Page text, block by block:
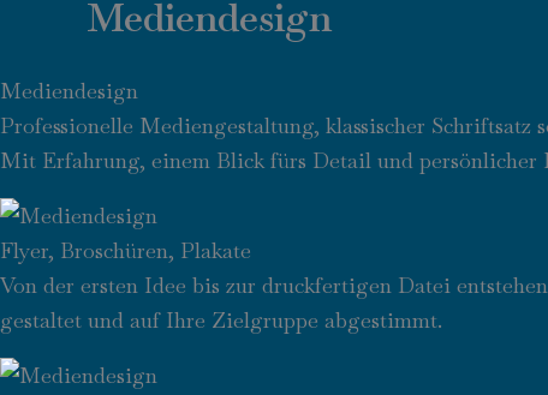
Mediendesign
Mediendesign
Professionelle Mediengestaltung, klassischer
Mit Erfahrung, einem Blick fürs Detail und persönlicher
Flyer, Broschüren, Plakate
Von der ersten Idee bis zur druckfertigen Datei
gestaltet und auf Ihre Zielgruppe abgestimmt.